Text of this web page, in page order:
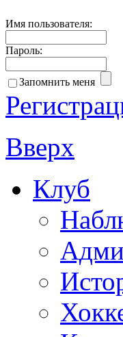
Имя пользователя:
Пароль:
Запомнить меня
Вверх
Клуб